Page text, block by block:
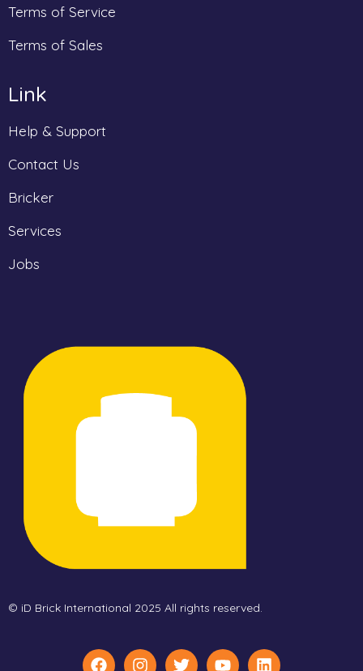
Terms of Service
Terms of Sales
Link
Help & Support
Contact Us
Bricker
Services
Jobs
© iD Brick International 2025 All rights reserved.